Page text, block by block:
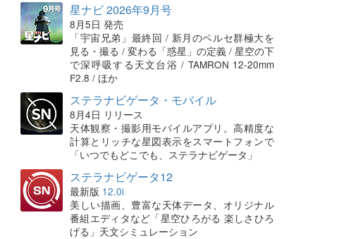
星ナビ 2026年9月号
8月5日 発売
「宇宙兄弟」最終回 / 新月のペルセ群極大を
見る・撮る / 変わる「惑星」の定義 / 星空の下
で深呼吸する天文台浴 / TAMRON 12-20mm
F2.8 / ほか
ステラナビゲータ・モバイル
8月4日 リリース
天体観察・撮影用モバイルアプリ。高精度な
計算とリッチな星図表示をスマートフォンで
「いつでもどこでも、ステラナビゲータ」
ステラナビゲータ12
最新版 12.0i
美しい描画、豊富な天体データ、オリジナル
番組エディタなど「星空ひろがる 楽しさひろ
げる」天文シミュレーション